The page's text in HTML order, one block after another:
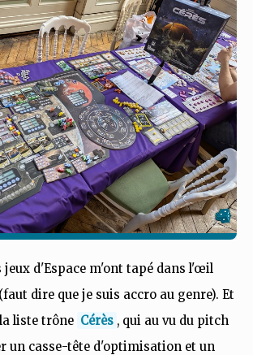
jeux d'Espace m'ont tapé dans l'œil
dire que je suis accro au genre). Et
liste trône Cérès , qui au vu du pitch
un casse-tête d'optimisation et un